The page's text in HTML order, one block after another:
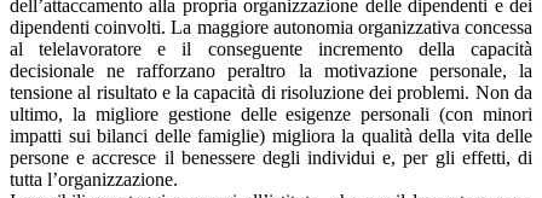
dell’attaccamento alla propria organizzazione delle dipendenti e dei
dipendenti coinvolti. La maggiore autonomia organizzativa concessa
al telelavoratore e il conseguente incremento della capacità
decisionale ne rafforzano peraltro la motivazione personale, la
tensione al risultato e la capacità di risoluzione dei problemi. Non da
ultimo, la migliore gestione delle esigenze personali (con minori
impatti sui bilanci delle famiglie) migliora la qualità della vita delle
persone e accresce il benessere degli individui e, per gli effetti, di
tutta l’organizzazione.